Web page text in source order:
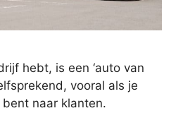
hebt, is een ‘auto van
vooral als je
naar klanten.